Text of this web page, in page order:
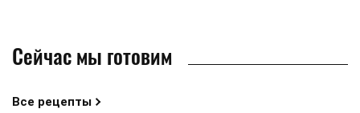
Сейчас мы готовим
Все рецепты